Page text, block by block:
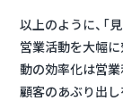
以上のように、「
営業活動を大幅
動の効率化は営
顧客のあぶり出し